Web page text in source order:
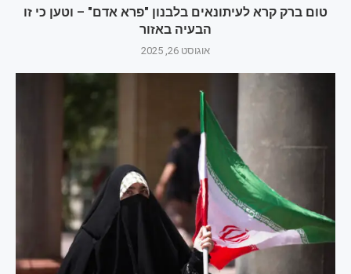
טום ברק קרא לעיתונאים בלבנון "פרא אדם" – וטען כי זו
הבעיה באזור
אוגוסט 26, 2025